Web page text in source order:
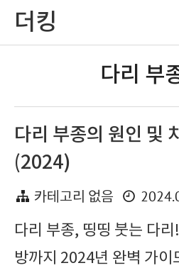
더킹
다리 부
다리 부종의 원인 및
(2024)
카테고리 없음
다리 부종, 띵띵 붓는 다
방까지 2024년 완벽 가이